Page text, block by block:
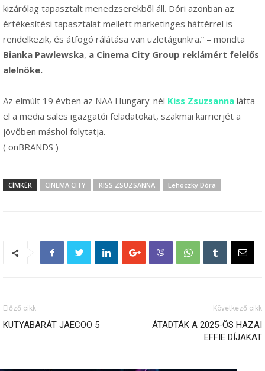
kizárólag tapasztalt menedzserekből áll. Dóri azonban az
értékesítési tapasztalat mellett marketinges háttérrel is
rendelkezik, és átfogó rálátása van üzletágunkra.” – mondta
Bianka Pawlewska, a Cinema City Group reklámért felelős
alelnöke.
Az elmúlt 19 évben az NAA Hungary-nél Kiss Zsuzsanna látta
el a media sales igazgatói feladatokat, szakmai karrierjét a
jövőben máshol folytatja.
( onBRANDS )
CÍMKÉK CINEMA CITY KISS ZSUZSANNA Lehoczky Dóra
Előző cikk
KUTYABARÁT JAECOO 5
Következő cikk
ÁTADTÁK A 2025-ÖS HAZAI
EFFIE DÍJAKAT